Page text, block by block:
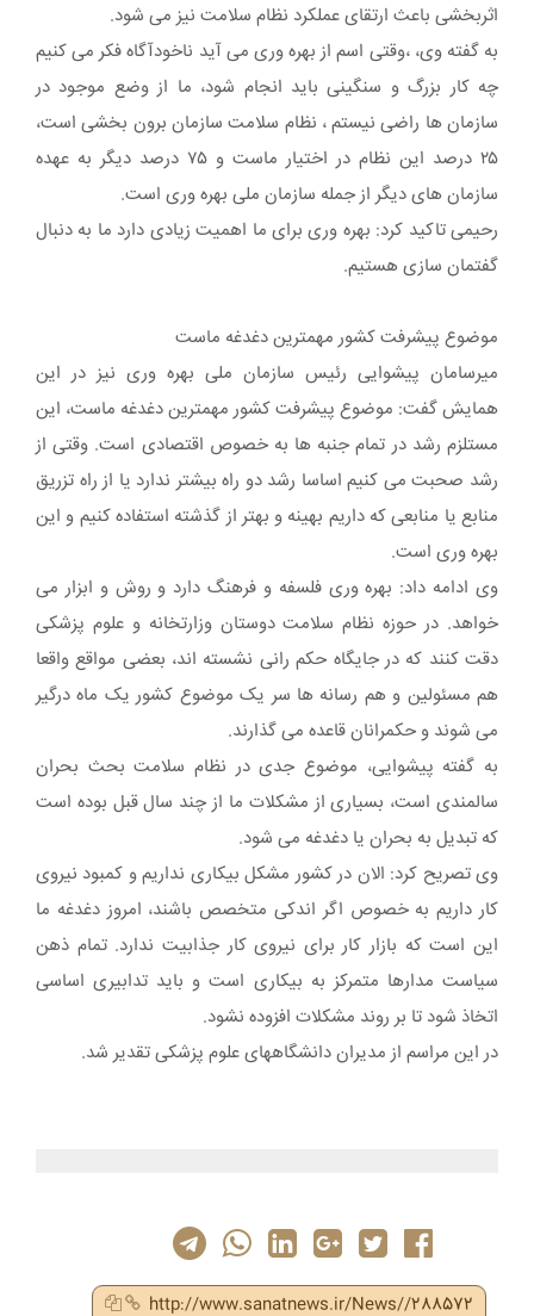
اثربخشی باعث ارتقای عملکرد نظام سلامت نیز می شود.
به گفته وی، ،وقتی اسم از بهره وری می آید ناخودآگاه فکر می کنیم
چه کار بزرگ و سنگینی باید انجام شود، ما از وضع موجود در
سازمان ها راضی نیستم ، نظام سلامت سازمان برون بخشی است،
۲۵ درصد این نظام در اختیار ماست و ۷۵ درصد دیگر به عهده
سازمان های دیگر از جمله سازمان ملی بهره وری است.
رحیمی تاکید کرد: بهره وری برای ما اهمیت زیادی دارد ما به دنبال
گفتمان سازی هستیم.
موضوع پیشرفت کشور مهمترین دغدغه ماست
میرسامان پیشوایی رئیس سازمان ملی بهره وری نیز در این
همایش گفت: موضوع پیشرفت کشور مهمترین دغدغه ماست، این
مستلزم رشد در تمام جنبه ها به خصوص اقتصادی است. وقتی از
رشد صحبت می کنیم اساسا رشد دو راه بیشتر ندارد یا از راه تزریق
منابع یا منابعی که داریم بهینه و بهتر از گذشته استفاده کنیم و این
بهره وری است.
وی ادامه داد: بهره وری فلسفه و فرهنگ دارد و روش و ابزار می
خواهد. در حوزه نظام سلامت دوستان وزارتخانه و علوم پزشکی
دقت کنند که در جایگاه حکم رانی نشسته اند، بعضی مواقع واقعا
هم مسئولین و هم رسانه ها سر یک موضوع کشور یک ماه درگیر
می شوند و حکمرانان قاعده می گذارند.
به گفته پیشوایی، موضوع جدی در نظام سلامت بحث بحران
سالمندی است، بسیاری از مشکلات ما از چند سال قبل بوده است
که تبدیل به بحران یا دغدغه می شود.
وی تصریح کرد: الان در کشور مشکل بیکاری نداریم و کمبود نیروی
کار داریم به خصوص اگر اندکی متخصص باشند، امروز دغدغه ما
این است که بازار کار برای نیروی کار جذابیت ندارد. تمام ذهن
سیاست مدارها متمرکز به بیکاری است و باید تدابیری اساسی
اتخاذ شود تا بر روند مشکلات افزوده نشود.
در این مراسم از مدیران دانشگاههای علوم پزشکی تقدیر شد.
http://www.sanatnews.ir/News//288572